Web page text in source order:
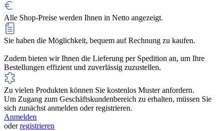
Alle Shop-Preise werden Ihnen in Netto angezeigt.
Sie haben die Möglichkeit, bequem auf Rechnung zu kaufen.
Zudem bieten wir Ihnen die Lieferung per Spedition an, um Ihre
Bestellungen effizient und zuverlässig zuzustellen.
Zu vielen Produkten können Sie kostenlos Muster anfordern.
Um Zugang zum Geschäftskundenbereich zu erhalten, müssen Sie
sich zunächst anmelden oder registrieren.
Anmelden
oderregistrieren